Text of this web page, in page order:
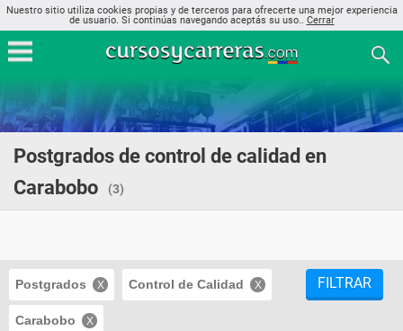
Nuestro sitio utiliza cookies propias y de terceros para ofrecerte una mejor experiencia
de usuario. Si continúas navegando aceptás su uso.. Cerrar
Postgrados de control de calidad en
Carabobo
(3)
Postgrados Control de Calidad
Carabobo
FILTRAR